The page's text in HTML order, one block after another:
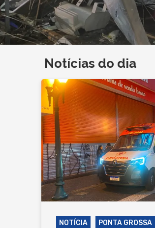
Notícias do dia
NOTÍCIA PONTA GROSSA